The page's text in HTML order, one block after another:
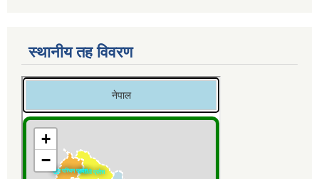
स्थानीय तह विवरण